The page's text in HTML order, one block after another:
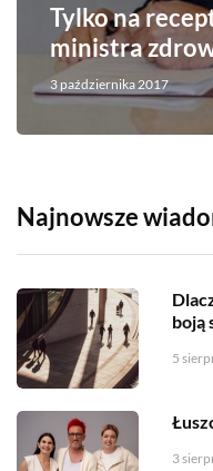
Tylko na
ministra
3 października 2017
Najnowsze
boją
5
3